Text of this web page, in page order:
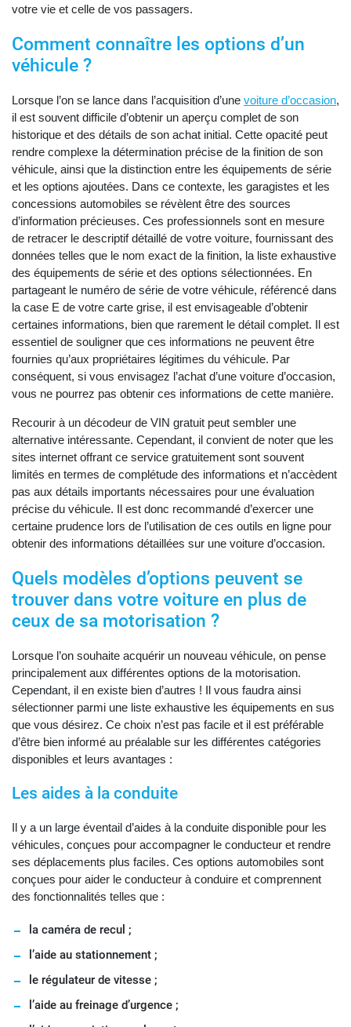
votre vie et celle de vos passagers.
Comment connaître les options d’un
véhicule ?
Lorsque l’on se lance dans l’acquisition d’une voiture d’occasion,
il est souvent difficile d’obtenir un aperçu complet de son
historique et des détails de son achat initial. Cette opacité peut
rendre complexe la détermination précise de la finition de son
véhicule, ainsi que la distinction entre les équipements de série
et les options ajoutées. Dans ce contexte, les garagistes et les
concessions automobiles se révèlent être des sources
d’information précieuses. Ces professionnels sont en mesure
de retracer le descriptif détaillé de votre voiture, fournissant des
données telles que le nom exact de la finition, la liste exhaustive
des équipements de série et des options sélectionnées. En
partageant le numéro de série de votre véhicule, référencé dans
la case E de votre carte grise, il est envisageable d’obtenir
certaines informations, bien que rarement le détail complet. Il est
essentiel de souligner que ces informations ne peuvent être
fournies qu’aux propriétaires légitimes du véhicule. Par
conséquent, si vous envisagez l’achat d’une voiture d’occasion,
vous ne pourrez pas obtenir ces informations de cette manière.
Recourir à un décodeur de VIN gratuit peut sembler une
alternative intéressante. Cependant, il convient de noter que les
sites internet offrant ce service gratuitement sont souvent
limités en termes de complétude des informations et n’accèdent
pas aux détails importants nécessaires pour une évaluation
précise du véhicule. Il est donc recommandé d’exercer une
certaine prudence lors de l’utilisation de ces outils en ligne pour
obtenir des informations détaillées sur une voiture d’occasion.
Quels modèles d’options peuvent se
trouver dans votre voiture en plus de
ceux de sa motorisation ?
Lorsque l’on souhaite acquérir un nouveau véhicule, on pense
principalement aux différentes options de la motorisation.
Cependant, il en existe bien d’autres ! Il vous faudra ainsi
sélectionner parmi une liste exhaustive les équipements en sus
que vous désirez. Ce choix n’est pas facile et il est préférable
d’être bien informé au préalable sur les différentes catégories
disponibles et leurs avantages :
Les aides à la conduite
Il y a un large éventail d’aides à la conduite disponible pour les
véhicules, conçues pour accompagner le conducteur et rendre
ses déplacements plus faciles. Ces options automobiles sont
conçues pour aider le conducteur à conduire et comprennent
des fonctionnalités telles que :
la caméra de recul ;
l’aide au stationnement ;
le régulateur de vitesse ;
l’aide au freinage d’urgence ;